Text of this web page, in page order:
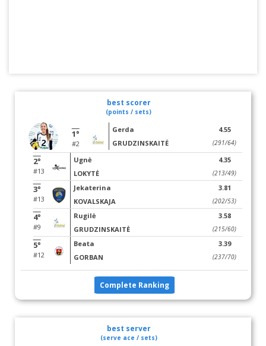
best scorer
(points / sets)
1°
#2
Gerda
GRUDZINSKAITĖ
4.55
(291/64)
2°
#13
Ugnė
LOKYTĖ
4.35
(213/49)
3°
#13
Jekaterina
KOVALSKAJA
3.81
(202/53)
4°
#9
Rugilė
GRUDZINSKAITĖ
3.58
(215/60)
5°
#12
Beata
GORBAN
3.39
(237/70)
Complete Ranking
best server
(serve ace / sets)